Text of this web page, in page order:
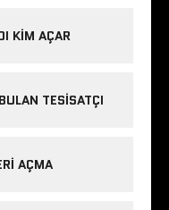
KIM AÇAR
TESISATÇI
AÇMA